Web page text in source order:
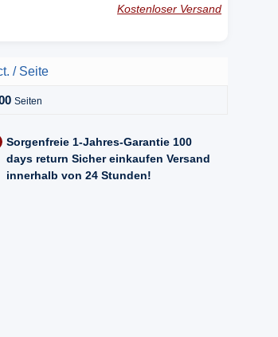
Kostenloser Versand
/ Seite
Seiten
Sorgenfreie 1-Jahres-Garantie 100
days return Sicher einkaufen Versand
innerhalb von 24 Stunden!